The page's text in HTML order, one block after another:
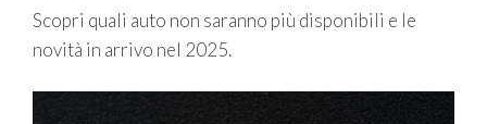
Scopri quali auto non saranno più disponibili e le
novità in arrivo nel 2025.